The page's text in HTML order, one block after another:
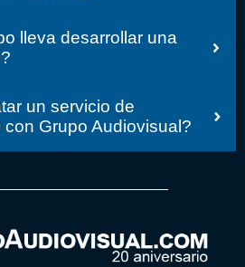
lleva desarrollar una
un servicio de
Grupo Audiovisual?